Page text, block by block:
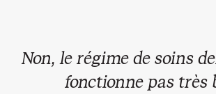
Non, le régime de soins
fonctionne pas très